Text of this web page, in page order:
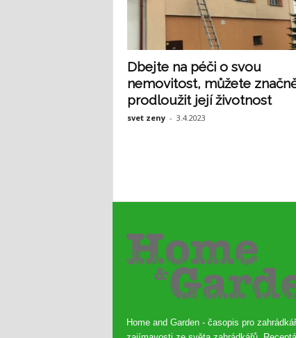
Dbejte na péči o svou
nemovitost, můžete
prodloužit její životnost
svet zeny - 3.4.2023
Home and Garden - časopis pro